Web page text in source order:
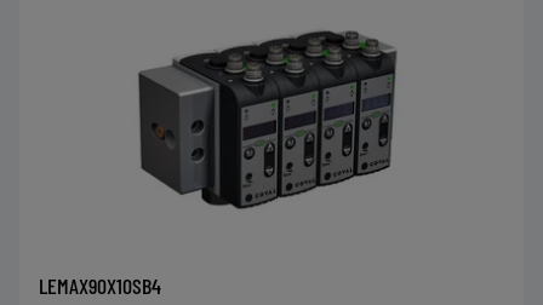
LEMAX90X10SB4